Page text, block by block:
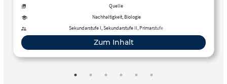
nachhaltige Ernährung in Lernsettings umzusetzen, finden
auf dieser Website diverse Materialien zur Unterstützung.
Quelle
Nachhaltigkeit, Biologie
Sekundarstufe I, Sekundarstufe II, Primarstufe
Zum Inhalt